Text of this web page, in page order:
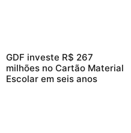
GDF investe R$ 267
milhões no Cartão Material
Escolar em seis anos